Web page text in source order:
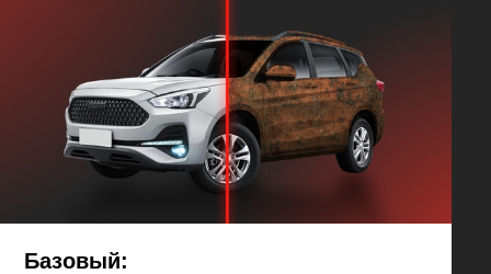
Базовый: